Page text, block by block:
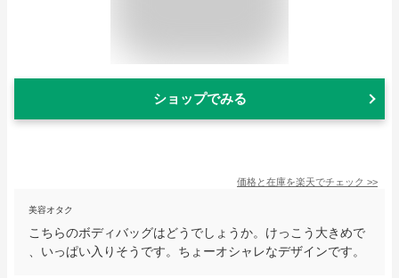
ショップでみる
価格と在庫を楽天でチェック >>
美容オタク
こちらのボディバッグはどうでしょうか。けっこう大きめで
、いっぱい入りそうです。ちょーオシャレなデザインです。